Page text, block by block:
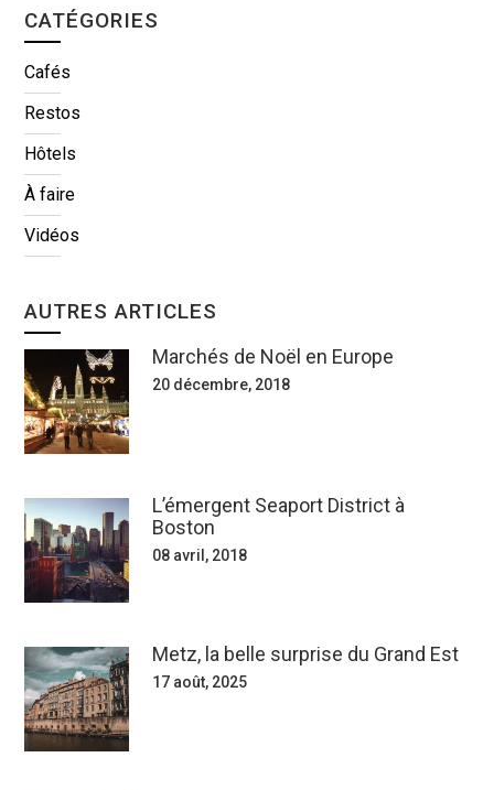
CATÉGORIES
Cafés
Restos
Hôtels
À faire
Vidéos
AUTRES ARTICLES
Marchés de Noël en Europe
20 décembre, 2018
L’émergent Seaport District à
Boston
08 avril, 2018
Metz, la belle surprise du Grand Est
17 août, 2025